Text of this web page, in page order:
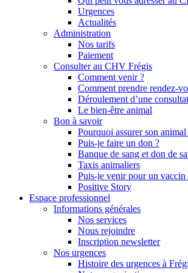
Urgences
Actualités
Administration
Nos tarifs
Paiement
Consulter au CHV Frégis
Comment venir ?
Comment prendre rendez-
Déroulement d’une
Le bien-être animal
Bon à savoir
Pourquoi assurer son animal
Puis-je faire un don ?
Banque de sang et don de
Taxis animaliers
Puis-je venir pour un vaccin
Positive Story
Espace professionnel
Informations générales
Nos services
Nous rejoindre
Inscription newsletter
Nos urgences
Histoire des urgences à